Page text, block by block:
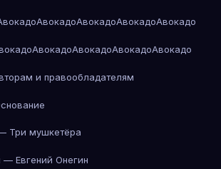
АвокадоАвокадоАвокадоАвокадо
АвокадоАвокадоАвокадоАвокадо
и правообладателям
Три мушкетёра
Евгений Онегин